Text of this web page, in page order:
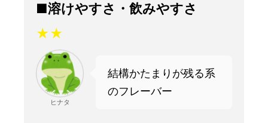
■溶けやすさ・飲みやすさ
★★
ヒナタ
結構かたまりが残る系
のフレーバー